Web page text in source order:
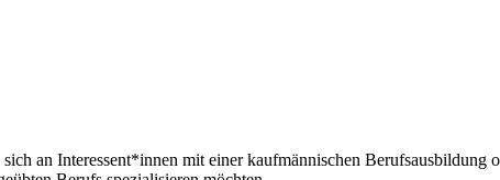
an Interessent*innen mit einer kaufmännischen Berufsausbildung